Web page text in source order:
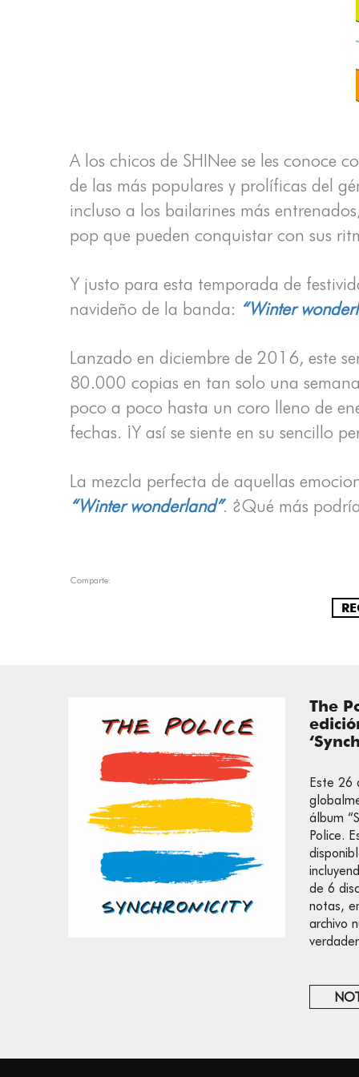
A los chicos de SHINee se les conoce
de las más populares y prolíficas del
incluso a los bailarines más
pop que pueden conquistar con sus
Y justo para esta temporada de
navideño de la banda: “Winter
Lanzado en diciembre de 2016, este
80.000 copias en tan solo una
poco a poco hasta un coro lleno de
fechas. ¡Y así se siente en su sencillo
La mezcla perfecta de aquellas
“Winter wonderland”. ¿Qué más
Comparte:
The
Este 26
álbum
Police.
de 6
notas,
archivo